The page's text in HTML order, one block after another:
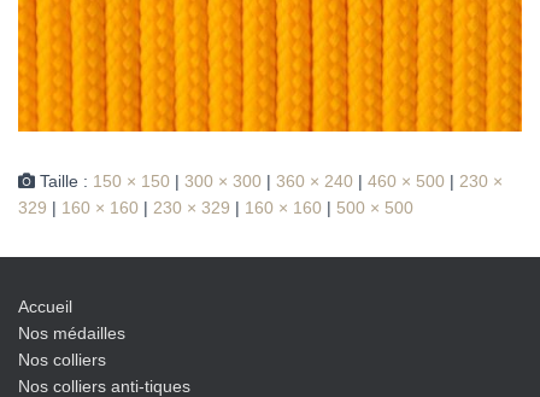
Taille : 150 × 150 | 300 × 300 | 360 × 240 | 460 × 500 | 230 ×
329 | 160 × 160 | 230 × 329 | 160 × 160 | 500 × 500
Accueil
Nos médailles
Nos colliers
Nos colliers anti-tiques